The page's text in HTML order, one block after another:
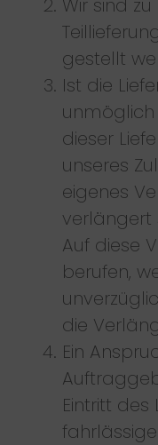
Wir sind
gestellt
Ist die
dieser
unseres
eigenes
verlängert
Auf diese
berufen,
die
Ein
Eintritt